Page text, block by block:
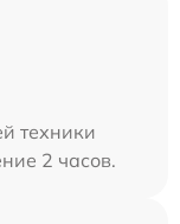
техники
2 часов.